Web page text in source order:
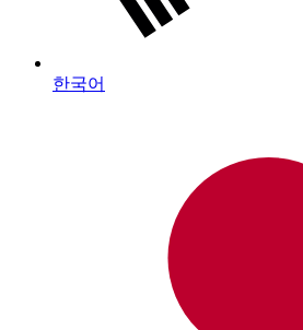
한국어